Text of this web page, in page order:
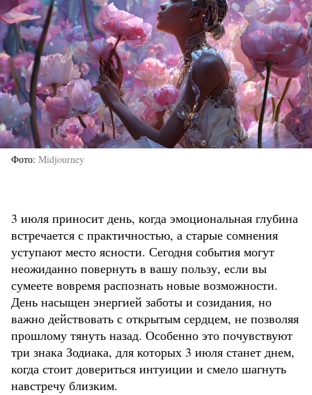
Фото Midjourney
3 июля приносит день, когда эмоциональная глубина
встречается с практичностью, а старые сомнения
уступают место ясности. Сегодня события могут
неожиданно повернуть в вашу пользу, если вы
сумеете вовремя распознать новые возможности.
День насыщен энергией заботы и созидания, но
важно действовать с открытым сердцем, не позволяя
прошлому тянуть назад. Особенно это почувствуют
три знака Зодиака, для которых 3 июля станет днем,
когда стоит довериться интуиции и смело шагнуть
навстречу близким.